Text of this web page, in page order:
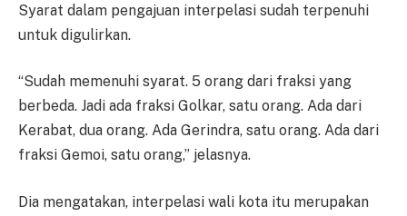
Syarat dalam pengajuan interpelasi sudah terpenuhi
untuk digulirkan.
“Sudah memenuhi syarat. 5 orang dari fraksi yang
berbeda. Jadi ada fraksi Golkar, satu orang. Ada dari
Kerabat, dua orang. Ada Gerindra, satu orang. Ada dari
fraksi Gemoi, satu orang,” jelasnya.
Dia mengatakan, interpelasi wali kota itu merupakan